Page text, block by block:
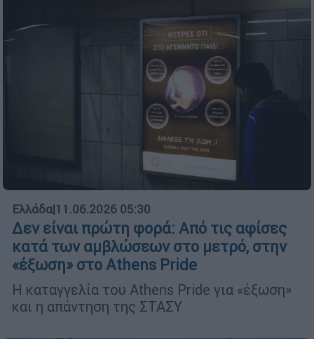
Ελλάδα|11.06.2026 05:30
Δεν είναι πρώτη φορά: Από τις αφίσες
κατά των αμβλώσεων στο μετρό, στην
«έξωση» στο Athens Pride
Η καταγγελία του Athens Pride για «έξωση»
και η απάντηση της ΣΤΑΣΥ